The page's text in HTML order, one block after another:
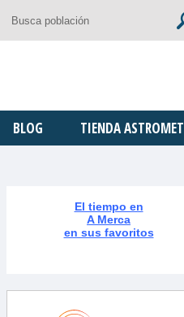
BLOG TIENDA ASTROMET
El tiempo en
A Merca
en sus favoritos